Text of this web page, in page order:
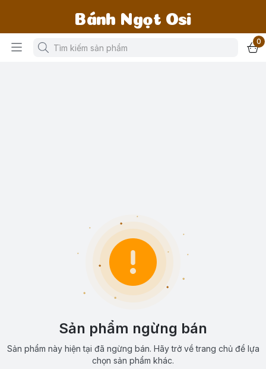
Bánh Ngọt Osi
0
Sản phẩm ngừng bán
Sản phẩm này hiện tại đã ngừng bán. Hãy trở về trang chủ để lựa
chọn sản phẩm khác.